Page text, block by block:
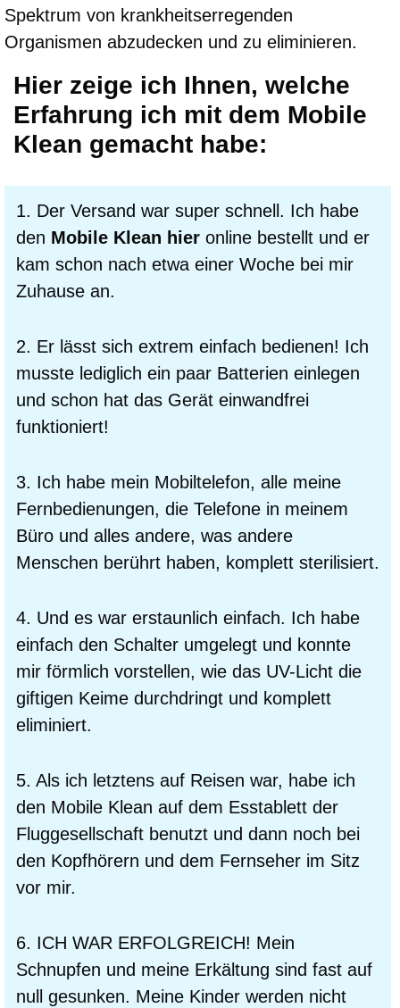
Spektrum von krankheitserregenden
Organismen abzudecken und zu eliminieren.
Hier zeige ich Ihnen, welche
Erfahrung ich mit dem Mobile
Klean gemacht habe:
1. Der Versand war super schnell. Ich habe
den Mobile Klean hier online bestellt und er
kam schon nach etwa einer Woche bei mir
Zuhause an.
2. Er lässt sich extrem einfach bedienen! Ich
musste lediglich ein paar Batterien einlegen
und schon hat das Gerät einwandfrei
funktioniert!
3. Ich habe mein Mobiltelefon, alle meine
Fernbedienungen, die Telefone in meinem
Büro und alles andere, was andere
Menschen berührt haben, komplett sterilisiert.
4. Und es war erstaunlich einfach. Ich habe
einfach den Schalter umgelegt und konnte
mir förmlich vorstellen, wie das UV-Licht die
giftigen Keime durchdringt und komplett
eliminiert.
5. Als ich letztens auf Reisen war, habe ich
den Mobile Klean auf dem Esstablett der
Fluggesellschaft benutzt und dann noch bei
den Kopfhörern und dem Fernseher im Sitz
vor mir.
6. ICH WAR ERFOLGREICH! Mein
Schnupfen und meine Erkältung sind fast auf
null gesunken. Meine Kinder werden nicht